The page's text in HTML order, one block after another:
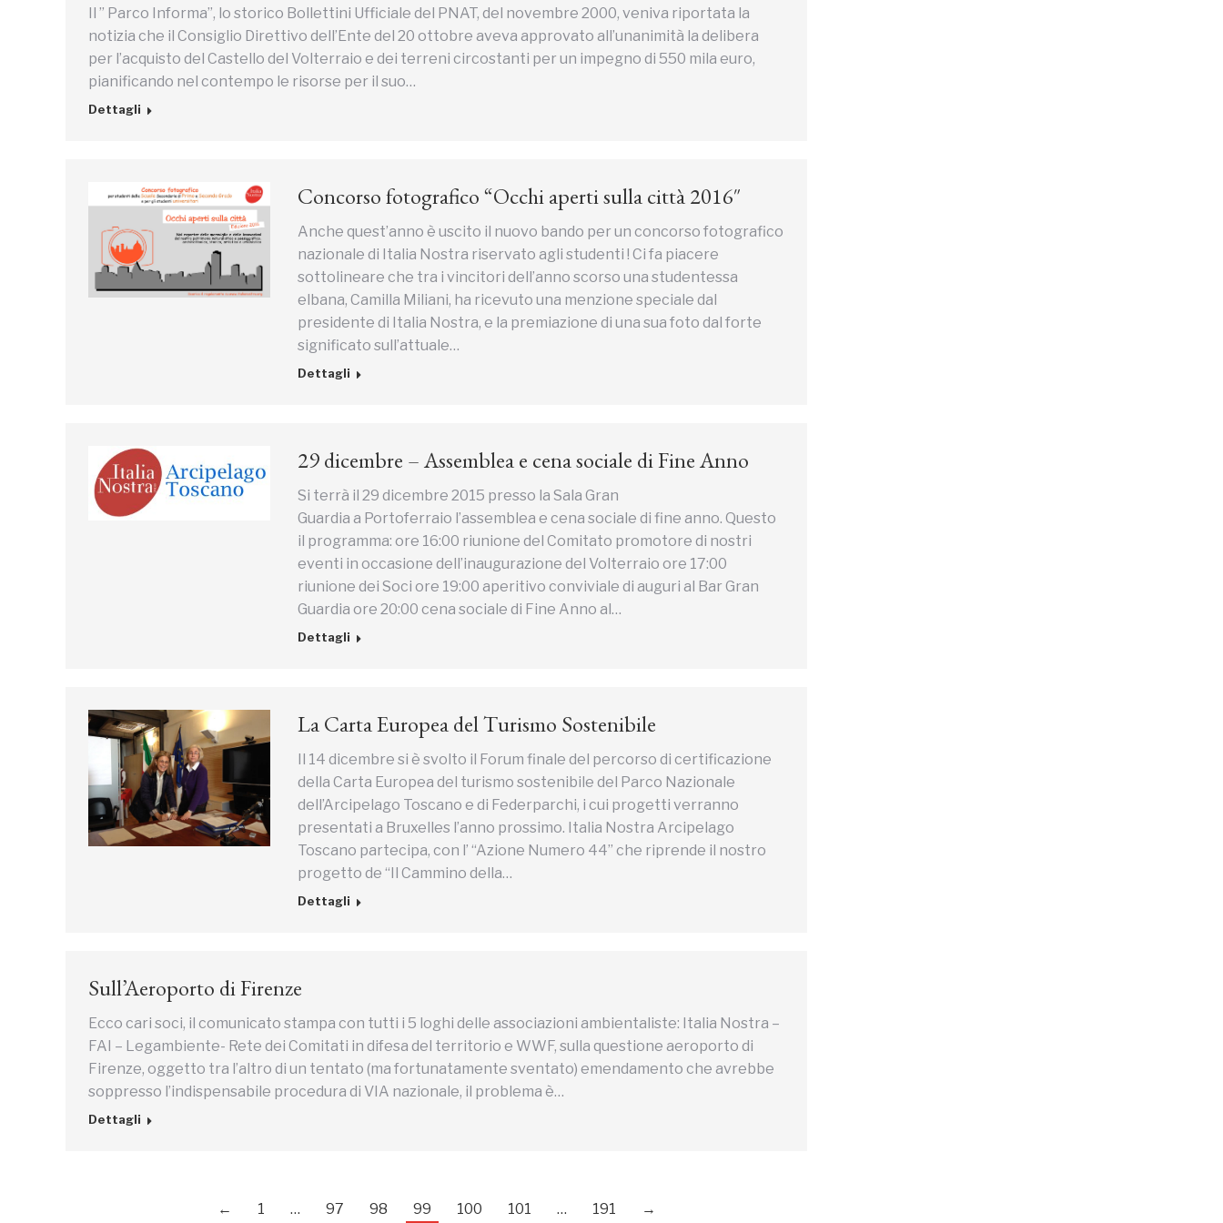
Il ” Parco Informa”, lo storico Bollettini Ufficiale del PNAT, del novembre 2000, veniva riportata la
notizia che il Consiglio Direttivo dell’Ente del 20 ottobre aveva approvato all’unanimità la delibera
per l’acquisto del Castello del Volterraio e dei terreni circostanti per un impegno di 550 mila euro,
pianificando nel contempo le risorse per il suo…
Dettagli
Concorso fotografico “Occhi aperti sulla città 2016″
Anche quest’anno è uscito il nuovo bando per un concorso fotografico
nazionale di Italia Nostra riservato agli studenti ! Ci fa piacere
sottolineare che tra i vincitori dell’anno scorso una studentessa
elbana, Camilla Miliani, ha ricevuto una menzione speciale dal
presidente di Italia Nostra, e la premiazione di una sua foto dal forte
significato sull’attuale…
Dettagli
29 dicembre – Assemblea e cena sociale di Fine Anno
Si terrà il 29 dicembre 2015 presso la Sala Gran
Guardia a Portoferraio l’assemblea e cena sociale di fine anno. Questo
il programma: ore 16:00 riunione del Comitato promotore di nostri
eventi in occasione dell’inaugurazione del Volterraio ore 17:00
riunione dei Soci ore 19:00 aperitivo conviviale di auguri al Bar Gran
Guardia ore 20:00 cena sociale di Fine Anno al…
Dettagli
La Carta Europea del Turismo Sostenibile
Il 14 dicembre si è svolto il Forum finale del percorso di certificazione
della Carta Europea del turismo sostenibile del Parco Nazionale
dell’Arcipelago Toscano e di Federparchi, i cui progetti verranno
presentati a Bruxelles l’anno prossimo. Italia Nostra Arcipelago
Toscano partecipa, con l’ “Azione Numero 44” che riprende il nostro
progetto de “Il Cammino della…
Dettagli
Sull’Aeroporto di Firenze
Ecco cari soci, il comunicato stampa con tutti i 5 loghi delle associazioni ambientaliste: Italia Nostra –
FAI – Legambiente- Rete dei Comitati in difesa del territorio e WWF, sulla questione aeroporto di
Firenze, oggetto tra l’altro di un tentato (ma fortunatamente sventato) emendamento che avrebbe
soppresso l’indispensabile procedura di VIA nazionale, il problema è…
Dettagli
← 1 … 97 98 99 100 101 … 191 →